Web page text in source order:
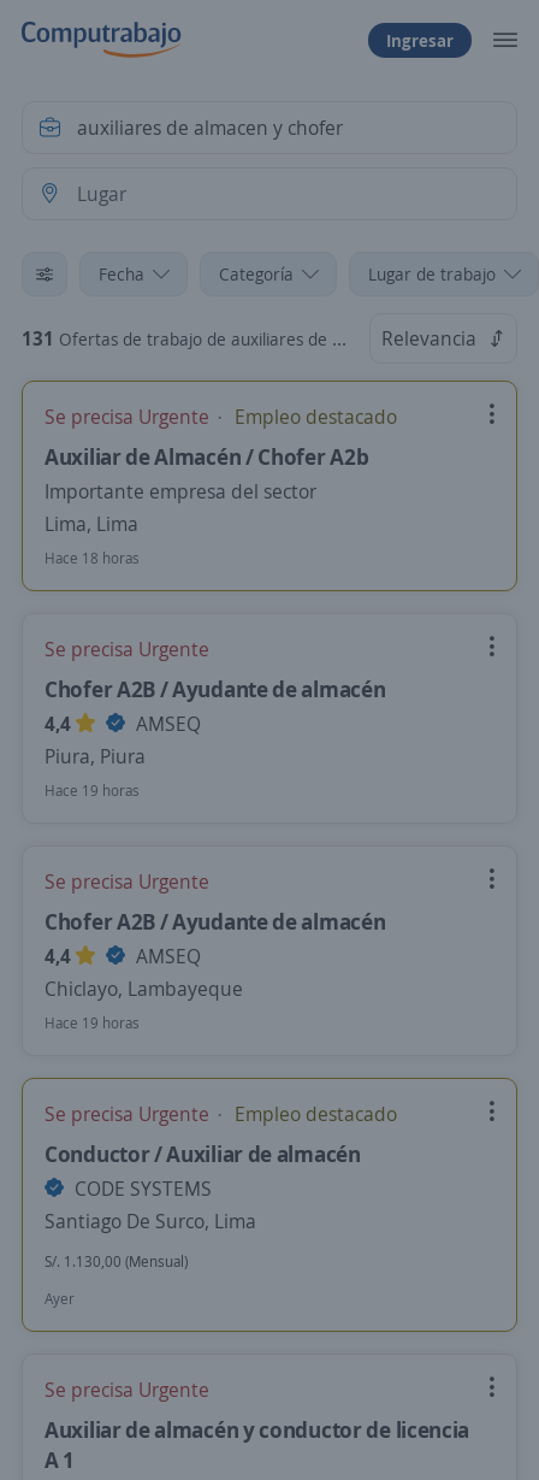
Ingresar
Fecha Categoría Lugar de trabajo
131 Ofertas de trabajo de auxiliares de almacen y chofer Relevancia
Se precisa Urgente Empleo destacado
Auxiliar de Almacén / Chofer A2b
Importante empresa del sector
Lima, Lima
Hace 18 horas
Se precisa Urgente
Chofer A2B / Ayudante de almacén
4,4
AMSEQ
Piura, Piura
Hace 19 horas
Se precisa Urgente
Chofer A2B / Ayudante de almacén
4,4
AMSEQ
Chiclayo, Lambayeque
Hace 19 horas
Se precisa Urgente Empleo destacado
Conductor / Auxiliar de almacén
CODE SYSTEMS
Santiago De Surco, Lima
S/. 1.130,00 (Mensual)
Ayer
Se precisa Urgente
Auxiliar de almacén y conductor de licencia
A 1